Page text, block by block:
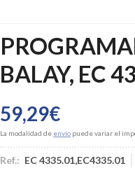
BALAY, EC
59,29€
La modalidad de envío puede variar el
Ref.: EC 4335.01,EC4335.01